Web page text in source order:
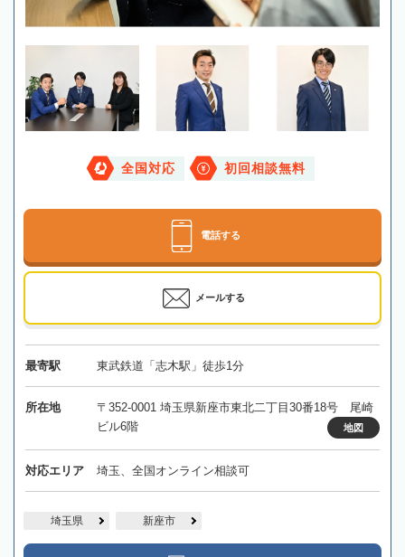
全国対応 初回相談無料
電話する
メールする
最寄駅 東武鉄道「志木駅」徒歩1分
所在地
〒352-0001 埼玉県新座市東北二丁目30番18号 尾崎
ビル6階
地図
対応エリア 埼玉、全国オンライン相談可
埼玉県 新座市